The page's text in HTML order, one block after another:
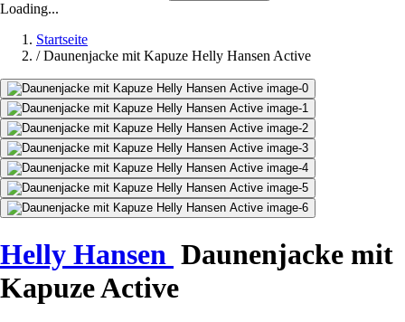
Loading...
Startseite
/ Daunenjacke mit Kapuze Helly Hansen Active
Helly Hansen Daunenjacke mit
Kapuze Active